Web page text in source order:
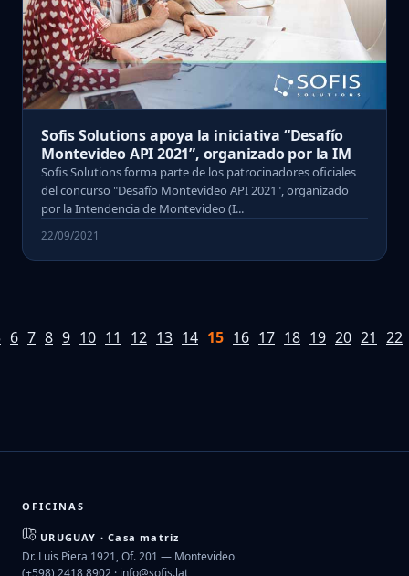
Sofis Solutions apoya la iniciativa “Desafío
Montevideo API 2021”, organizado por la IM
Sofis Solutions forma parte de los patrocinadores oficiales
del concurso "Desafío Montevideo API 2021", organizado
por la Intendencia de Montevideo (I...
22/09/2021
6 7 8 9 10 11 12 13 14 15 16 17 18 19 20 21 22
OFICINAS
URUGUAY · Casa matriz
Dr. Luis Piera 1921, Of. 201 — Montevideo